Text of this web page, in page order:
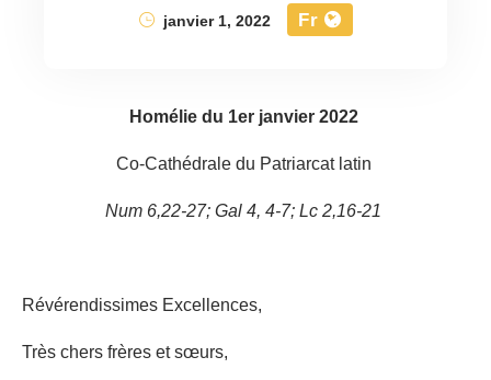
janvier 1, 2022
Fr
Homélie du 1er janvier 2022
Co-Cathédrale du Patriarcat latin
Num 6,22-27; Gal 4, 4-7; Lc 2,16-21
Révérendissimes Excellences,
Très chers frères et sœurs,